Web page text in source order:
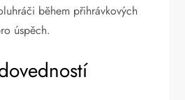
během přihrávkových
úspěch.